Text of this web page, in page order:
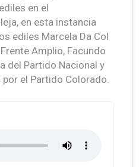
en el
en esta instancia
ediles Marcela Da Col
Amplio, Facundo
del Partido Nacional y
el Partido Colorado.